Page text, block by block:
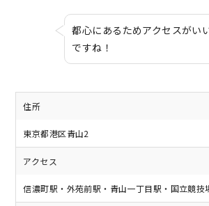
都心にあるためアクセスがい
ですね！
住所
東京都港区青山2
アクセス
信濃町駅・外苑前駅・青山一丁目駅・国立競技